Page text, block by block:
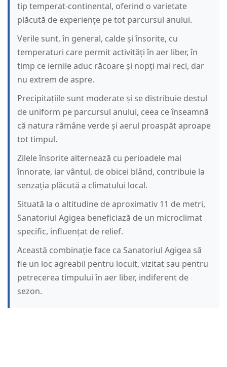
tip temperat-continental, oferind o varietate
plăcută de experiențe pe tot parcursul anului.
Verile sunt, în general, calde și însorite, cu
temperaturi care permit activități în aer liber, în
timp ce iernile aduc răcoare și nopți mai reci, dar
nu extrem de aspre.
Precipitațiile sunt moderate și se distribuie destul
de uniform pe parcursul anului, ceea ce înseamnă
că natura rămâne verde și aerul proaspăt aproape
tot timpul.
Zilele însorite alternează cu perioadele mai
înnorate, iar vântul, de obicei blând, contribuie la
senzația plăcută a climatului local.
Situată la o altitudine de aproximativ 11 de metri,
Sanatoriul Agigea beneficiază de un microclimat
specific, influențat de relief.
Această combinație face ca Sanatoriul Agigea să
fie un loc agreabil pentru locuit, vizitat sau pentru
petrecerea timpului în aer liber, indiferent de
sezon.